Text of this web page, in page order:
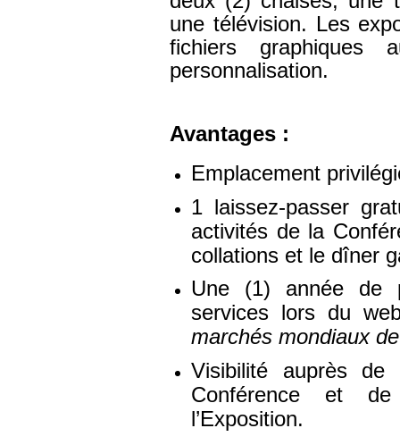
une télévision. Les
fichiers graphiques
personnalisation.
Avantages :
Emplacement
1 laissez-passer
activités de la
collations et le dîner
Une (1) année de
services lors du
marchés mondiaux de
Visibilité auprès
Conférence et
l’Exposition.